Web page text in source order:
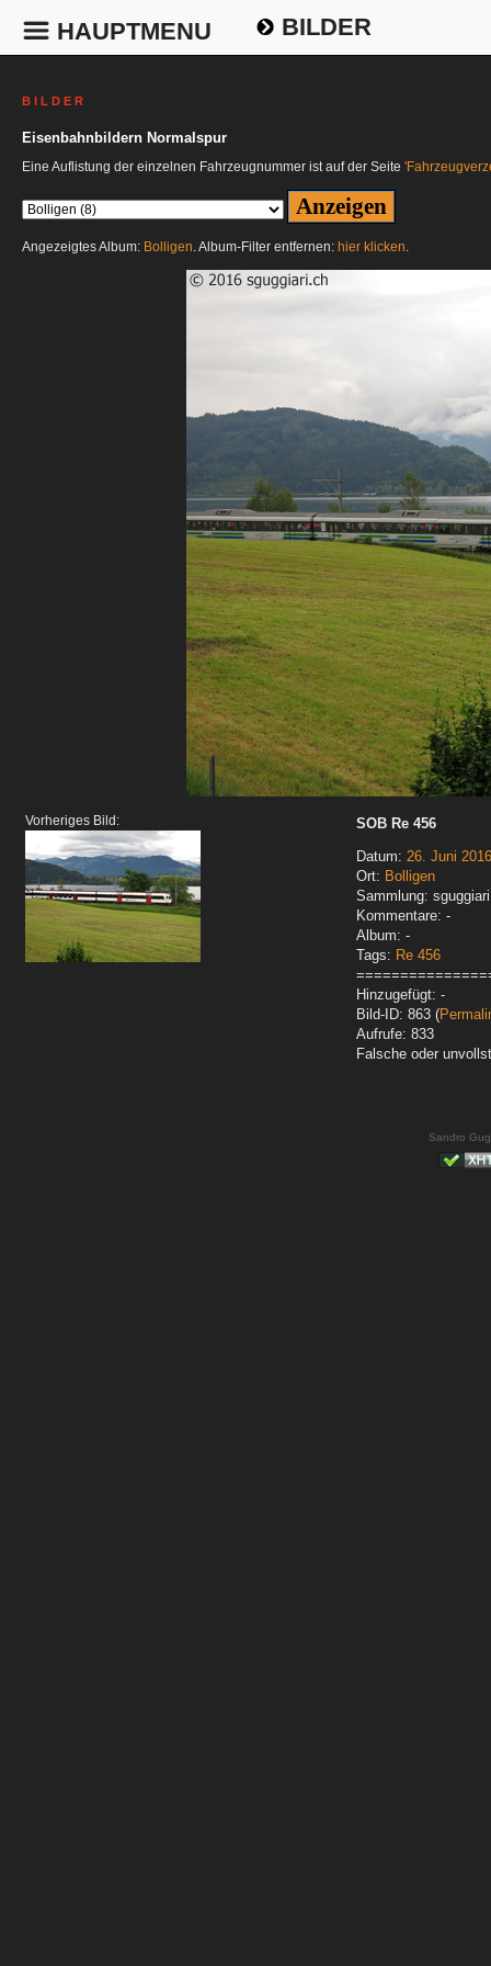
HAUPTMENU BILDER
B I L D E R
Eisenbahnbildern Normalspur
Eine Auflistung der einzelnen Fahrzeugnummer ist auf der Seite
Angezeigtes Album: Bolligen. Album-Filter entfernen: hier klicken.
Vorheriges Bild:
SOB Re 456
Datum: 26. Juni 2016
Ort: Bolligen
Sammlung:
Kommentare: -
Album: -
Tags: Re 456
Hinzugefügt: -
Bild-ID: 863 (
Aufrufe: 833
Falsche oder
Sandro